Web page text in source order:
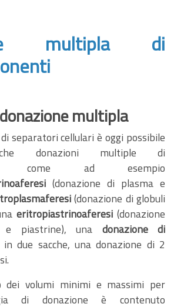
multipla di
multipla
separatori cellulari è oggi possibile
donazioni multiple di
come ad esempio
(donazione di plasma e
(donazione di globuli
eritropiastrinoaferesi (donazione
piastrine), una donazione di
in due sacche, una donazione di 2
dei volumi minimi e massimi per
di donazione è contenuto